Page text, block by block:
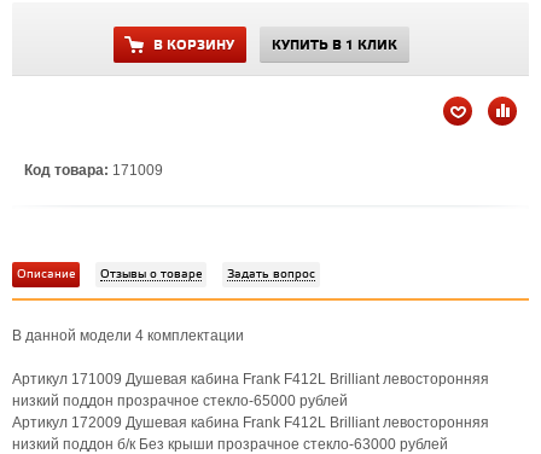
В КОРЗИНУ КУПИТЬ В 1 КЛИК
Код товара: 171009
Описание Отзывы о товаре Задать вопрос
В данной модели 4 комплектации
Артикул 171009 Душевая кабина Frank F412L Brilliant левосторонняя
низкий поддон прозрачное стекло-65000 рублей
Артикул 172009 Душевая кабина Frank F412L Brilliant левосторонняя
низкий поддон б/к Без крыши прозрачное стекло-63000 рублей